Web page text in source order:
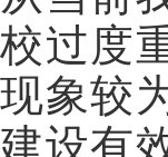
校过度
现象较
建设有